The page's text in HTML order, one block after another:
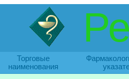
Торговые
наименования